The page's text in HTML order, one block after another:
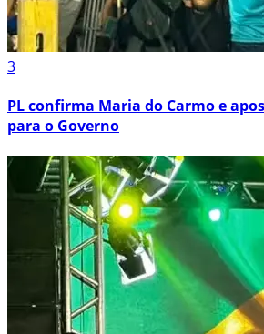
3
PL confirma Maria do Carmo e
para o Governo